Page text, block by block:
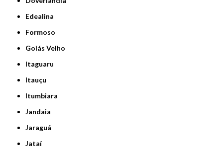
Edealina
Formoso
Goiás Velho
Itaguaru
Itauçu
Itumbiara
Jandaia
Jaraguá
Jataí